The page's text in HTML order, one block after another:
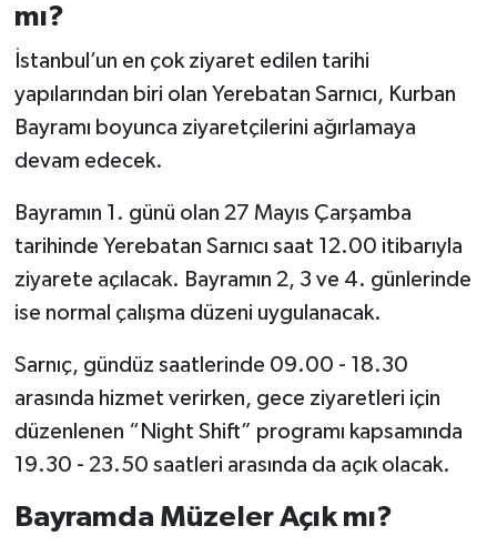
mı?
İstanbul’un en çok ziyaret edilen tarihi
yapılarından biri olan Yerebatan Sarnıcı, Kurban
Bayramı boyunca ziyaretçilerini ağırlamaya
devam edecek.
Bayramın 1. günü olan 27 Mayıs Çarşamba
tarihinde Yerebatan Sarnıcı saat 12.00 itibarıyla
ziyarete açılacak. Bayramın 2, 3 ve 4. günlerinde
ise normal çalışma düzeni uygulanacak.
Sarnıç, gündüz saatlerinde 09.00 - 18.30
arasında hizmet verirken, gece ziyaretleri için
düzenlenen “Night Shift” programı kapsamında
19.30 - 23.50 saatleri arasında da açık olacak.
Bayramda Müzeler Açık mı?